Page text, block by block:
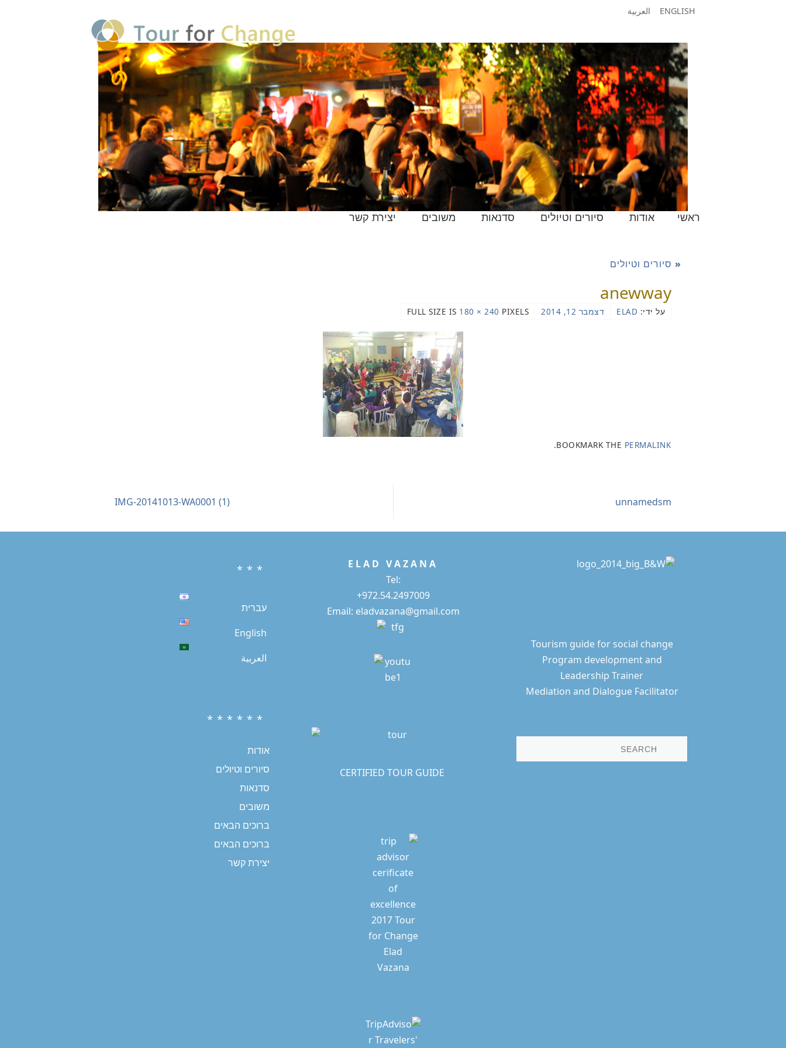
ENGLISH العربية
ראשי אודות סיורים וטיולים סדנאות משובים יצירת קשר
« סיורים וטיולים
anewway
על ידי: ELAD דצמבר 12, 2014 FULL SIZE IS 240 × 180 PIXELS
BOOKMARK THE PERMALINK
.
unnamedsm
IMG-20141013-WA0001 (1)
Tourism guide for social change
Program development and
Leadership Trainer
Mediation and Dialogue Facilitator
E L A D V A Z A N A
Tel:
+972.54.2497009
Email: eladvazana@gmail.com
* * *
עברית
English
العربية
* * * * * *
אודות
סיורים וטיולים
סדנאות
משובים
ברוכים הבאים
ברוכים הבאים
יצירת קשר